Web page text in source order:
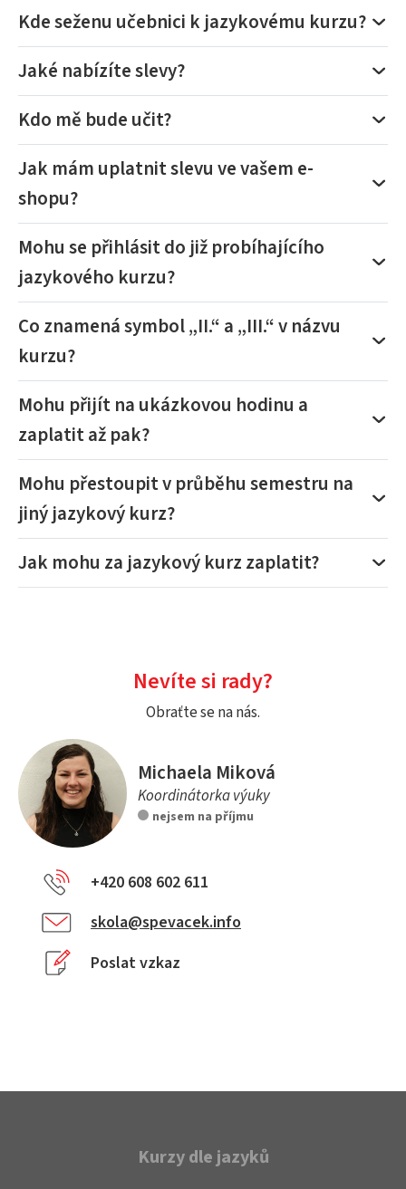
Kde seženu učebnici k jazykovému kurzu?
Jaké nabízíte slevy?
Kdo mě bude učit?
Jak mám uplatnit slevu ve vašem e-
shopu?
Mohu se přihlásit do již probíhajícího
jazykového kurzu?
Co znamená symbol „II.“ a „III.“ v názvu
kurzu?
Mohu přijít na ukázkovou hodinu a
zaplatit až pak?
Mohu přestoupit v průběhu semestru na
jiný jazykový kurz?
Jak mohu za jazykový kurz zaplatit?
Nevíte si rady?
Obraťte se na nás.
Michaela Miková
Koordinátorka výuky
nejsem na příjmu
+420 608 602 611
skola@spevacek.info
Poslat vzkaz
Kurzy dle jazyků